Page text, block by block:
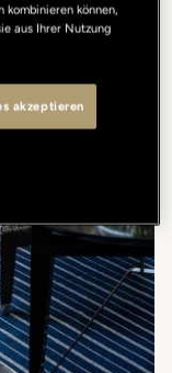
kombinieren können,
aus Ihrer Nutzung
akzeptieren